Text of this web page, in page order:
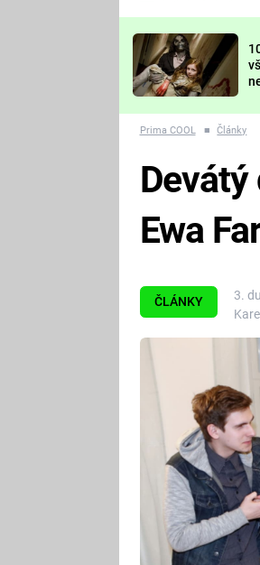
TŘESKU
FUTURAMA
Prima COOL ■ Články
ČLÁNKY
3.
Ewa